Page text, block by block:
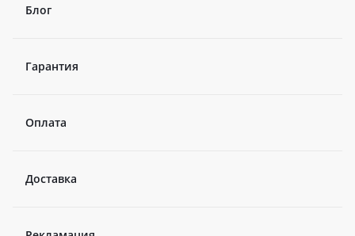
Блог
Гарантия
Оплата
Доставка